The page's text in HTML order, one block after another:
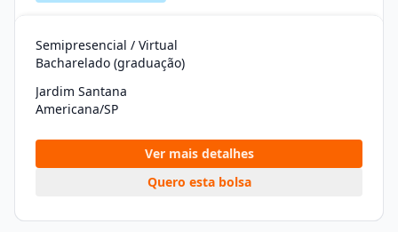
Semipresencial / Virtual
Bacharelado (graduação)
Jardim Santana
Americana/SP
Ver mais detalhes
Quero esta bolsa